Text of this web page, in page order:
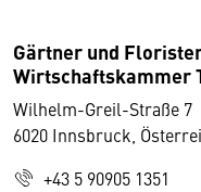
Gärtner und
Wirtschaftskammer
Wilhelm-Greil-Straße 7
6020 Innsbruck,
+43 5 90905 1351